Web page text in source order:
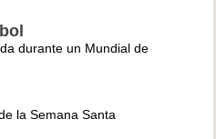
durante un Mundial de
la Semana Santa